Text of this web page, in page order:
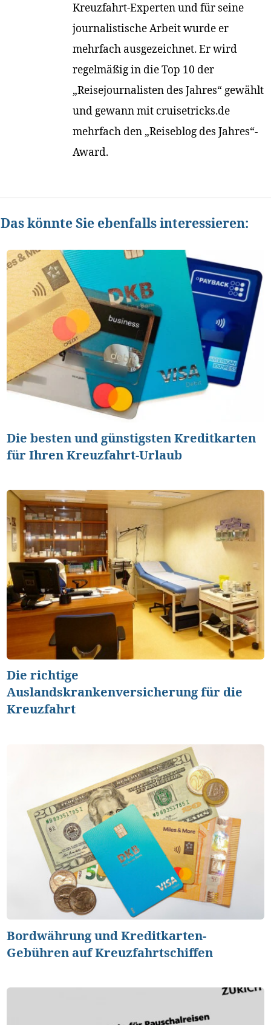
Kreuzfahrt-Experten und für seine
journalistische Arbeit wurde er
mehrfach ausgezeichnet. Er wird
regelmäßig in die Top 10 der
„Reisejournalisten des Jahres“ gewählt
und gewann mit cruisetricks.de
mehrfach den „Reiseblog des Jahres“-
Award.
Das könnte Sie ebenfalls interessieren:
Die besten und günstigsten Kreditkarten
für Ihren Kreuzfahrt-Urlaub
Die richtige
Auslandskrankenversicherung für die
Kreuzfahrt
Bordwährung und Kreditkarten-
Gebühren auf Kreuzfahrtschiffen